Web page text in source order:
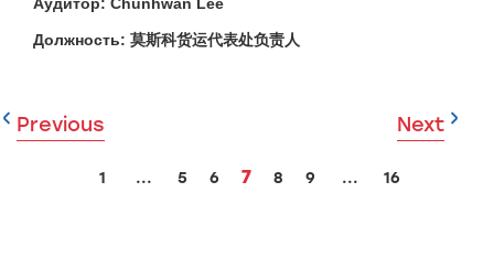
莫斯科货运代表处负责人
Previous Next
1 ... 5 6 7 8 9 ... 16